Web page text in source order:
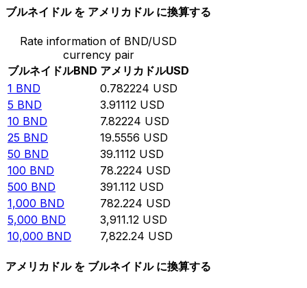
ブルネイドル を アメリカドル に換算する
Rate information of BND/USD
currency pair
ブルネイドルBND アメリカドルUSD
1 BND 0.782224 USD
5 BND 3.91112 USD
10 BND 7.82224 USD
25 BND 19.5556 USD
50 BND 39.1112 USD
100 BND 78.2224 USD
500 BND 391.112 USD
1,000 BND 782.224 USD
5,000 BND 3,911.12 USD
10,000 BND 7,822.24 USD
アメリカドル を ブルネイドル に換算する